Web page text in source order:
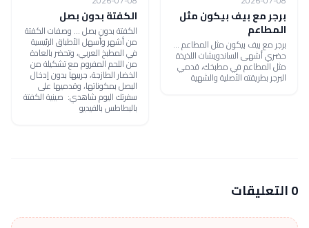
برجر مع بيف بيكون مثل
المطاعم
برجر مع بيف بيكون مثل المطاعم ...
حضري أشهى الساندويشات اللذيذة
مثل المطاعم في مطبخك، قدمي
البرجر بطريقته الأصلية والشهية
الكفتة بدون بصل
الكفتة بدون بصل ... وصفات الكفتة
من أشهر وأسهل الأطباق الرئيسية
في المطبخ العربي، وتحضر بالعادة
من اللحم المفروم مع تشكيلة من
الخضار الطازجة، جربيها بدون إدخال
البصل بمكوناتها، وقدميها على
سفرتك اليوم شاهدي: صينية الكفتة
بالبطاطس بالفيديو
0 التعليقات